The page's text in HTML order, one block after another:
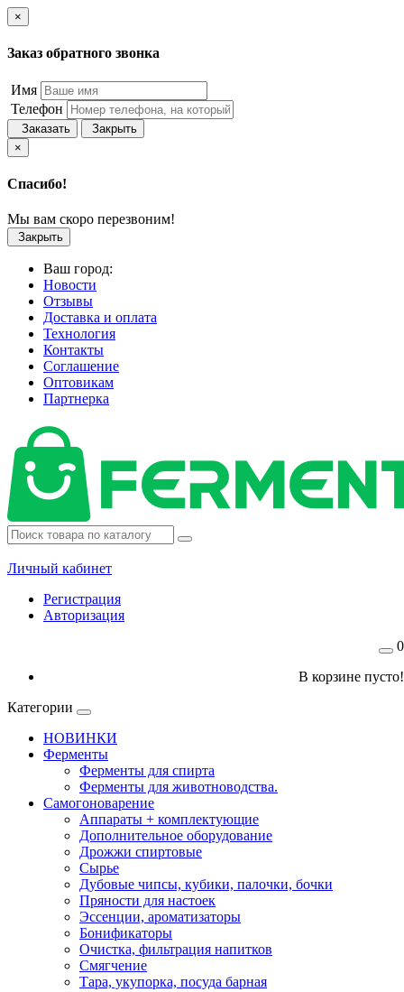
×
Заказ обратного звонка
Имя
Телефон
Заказать
Закрыть
×
Спасибо!
Мы вам скоро перезвоним!
Закрыть
Ваш город:
Новости
Отзывы
Доставка и оплата
Технология
Контакты
Соглашение
Оптовикам
Партнерка
Личный кабинет
Регистрация
Авторизация
0
В корзине пусто!
Категории
НОВИНКИ
Ферменты
Ферменты для спирта
Ферменты для животноводства.
Самогоноварение
Аппараты + комплектующие
Дополнительное оборудование
Дрожжи спиртовые
Сырье
Дубовые чипсы, кубики, палочки, бочки
Пряности для настоек
Эссенции, ароматизаторы
Бонификаторы
Очистка, фильтрация напитков
Смягчение
Тара, укупорка, посуда барная